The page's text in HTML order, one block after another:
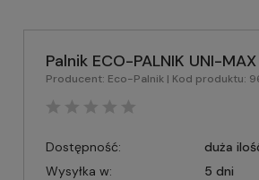
Palnik ECO-PALNIK UNI-
Producent: Eco-Palnik | Kod produktu:
Dostępność:
duża
Wysyłka w:
5 dni